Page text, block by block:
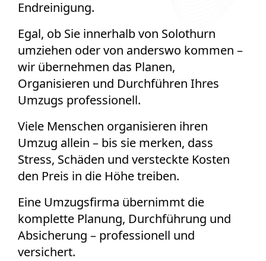
Endreinigung.
Egal, ob Sie innerhalb von Solothurn
umziehen oder von anderswo kommen –
wir übernehmen das Planen,
Organisieren und Durchführen Ihres
Umzugs professionell.
Viele Menschen organisieren ihren
Umzug allein – bis sie merken, dass
Stress, Schäden und versteckte Kosten
den Preis in die Höhe treiben.
Eine Umzugsfirma übernimmt die
komplette Planung, Durchführung und
Absicherung – professionell und
versichert.